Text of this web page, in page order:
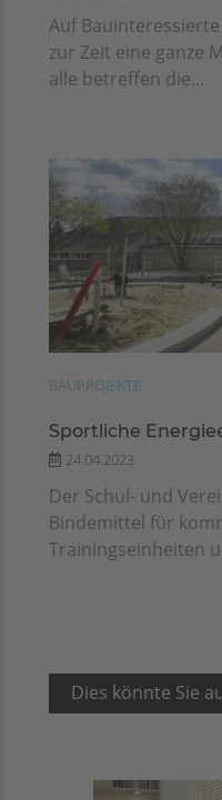
Auf
zur Zeit eine ganze
alle betreffen die...
BAUPROJEKTE
Sportliche
24.04.2023
Der Schul- und
Bindemittel für
Trainingseinheiten
Dies könnte Sie